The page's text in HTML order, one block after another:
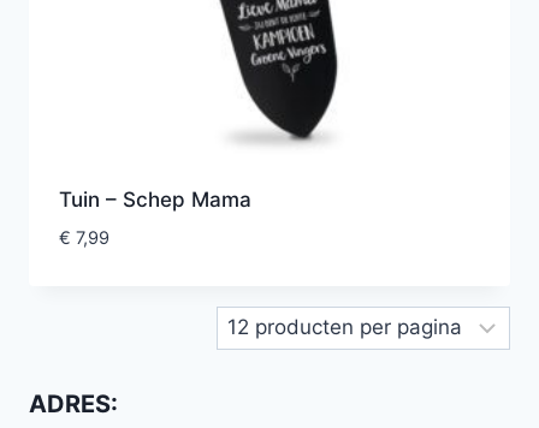
Tuin – Schep Mama
€ 7,99
ADRES: